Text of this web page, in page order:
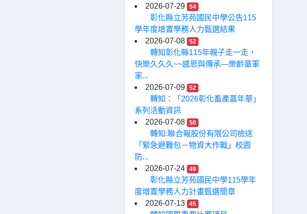
2026-07-29
54
彰化縣立芳苑國民中學公告115
學年度增置學務人力甄選結果
2026-07-08
52
轉知彰化縣115年親子走一走，
快樂久久久~~感恩與傳承—樂齡童軍
家...
2026-07-09
52
轉知：「2026彰化畜產嘉年華」
系列活動資訊
2026-07-08
50
轉知:聯合報股份有限公司檢送
「緊急避難包－物資大作戰」校園
防...
2026-07-24
49
彰化縣立芳苑國民中學115學年
度增置學務人力計畫甄選簡章
2026-07-13
45